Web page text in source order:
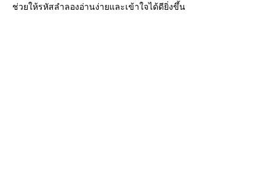
ช่วยให้รหัสลำลองอ่านง่ายและเข้าใจได้ดียิ่งขึ้น